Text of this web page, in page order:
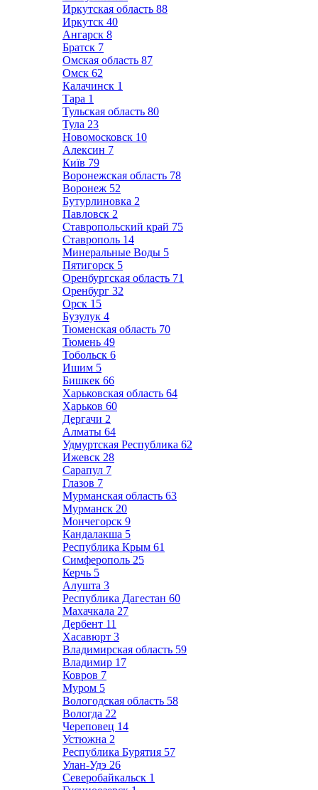
Иркутская область 88
Иркутск 40
Ангарск 8
Братск 7
Омская область 87
Омск 62
Калачинск 1
Тара 1
Тульская область 80
Тула 23
Новомосковск 10
Алексин 7
Київ 79
Воронежская область 78
Воронеж 52
Бутурлиновка 2
Павловск 2
Ставропольский край 75
Ставрополь 14
Минеральные Воды 5
Пятигорск 5
Оренбургская область 71
Оренбург 32
Орск 15
Бузулук 4
Тюменская область 70
Тюмень 49
Тобольск 6
Ишим 5
Бишкек 66
Харьковская область 64
Харьков 60
Дергачи 2
Алматы 64
Удмуртская Республика 62
Ижевск 28
Сарапул 7
Глазов 7
Мурманская область 63
Мурманск 20
Мончегорск 9
Кандалакша 5
Республика Крым 61
Симферополь 25
Керчь 5
Алушта 3
Республика Дагестан 60
Махачкала 27
Дербент 11
Хасавюрт 3
Владимирская область 59
Владимир 17
Ковров 7
Муром 5
Вологодская область 58
Вологда 22
Череповец 14
Устюжна 2
Республика Бурятия 57
Улан-Удэ 26
Северобайкальск 1